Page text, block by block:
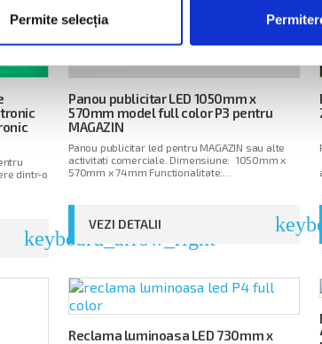
Permite selecția
dintr-o
keyboard_arrow_right
Panou publicitar LED 1050mm x
570mm model full color P3 pentru
MAGAZIN
Panou publicitar led pentru MAGAZIN sau alte
activitati comerciale. Dimensiune: 1050mm x
570mm x 74mm Functionalitate:...
VEZI DETALII
Reclama luminoasa LED 730mm x